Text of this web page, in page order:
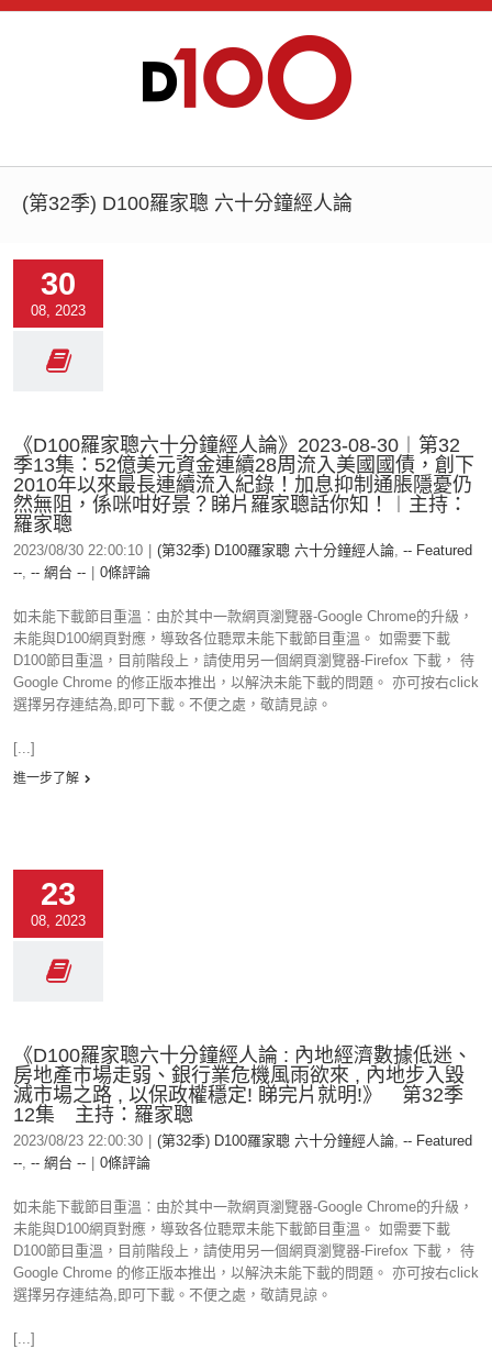
(第32季) D100羅家聰 六十分鐘經人論
30
08, 2023
《D100羅家聰六十分鐘經人論》2023-08-30︱第32
季13集：52億美元資金連續28周流入美國國債，創下
2010年以來最長連續流入紀錄！加息抑制通脹隱憂仍
然無阻，係咪咁好景？睇片羅家聰話你知！︱主持：
羅家聰
2023/08/30 22:00:10 (第32季) D100羅家聰 六十分鐘經人論, -- Featured
--, -- 網台 -- 0條評論
如未能下載節目重溫︰由於其中一款網頁瀏覽器-Google Chrome的升級，
未能與D100網頁對應，導致各位聽眾未能下載節目重溫。 如需要下載
D100節目重溫，目前階段上，請使用另一個網頁瀏覽器-Firefox 下載， 待
Google Chrome 的修正版本推出，以解決未能下載的問題。 亦可按右click
選擇另存連結為,即可下載。不便之處，敬請見諒。
[...]
進一步了解
23
08, 2023
《D100羅家聰六十分鐘經人論 : 內地經濟數據低迷、
房地產市場走弱、銀行業危機風雨欲來 , 內地步入毀
滅市場之路 , 以保政權穩定! 睇完片就明!》 第32季
12集 主持：羅家聰
2023/08/23 22:00:30 (第32季) D100羅家聰 六十分鐘經人論, -- Featured
--, -- 網台 -- 0條評論
如未能下載節目重溫︰由於其中一款網頁瀏覽器-Google Chrome的升級，
未能與D100網頁對應，導致各位聽眾未能下載節目重溫。 如需要下載
D100節目重溫，目前階段上，請使用另一個網頁瀏覽器-Firefox 下載， 待
Google Chrome 的修正版本推出，以解決未能下載的問題。 亦可按右click
選擇另存連結為,即可下載。不便之處，敬請見諒。
[...]